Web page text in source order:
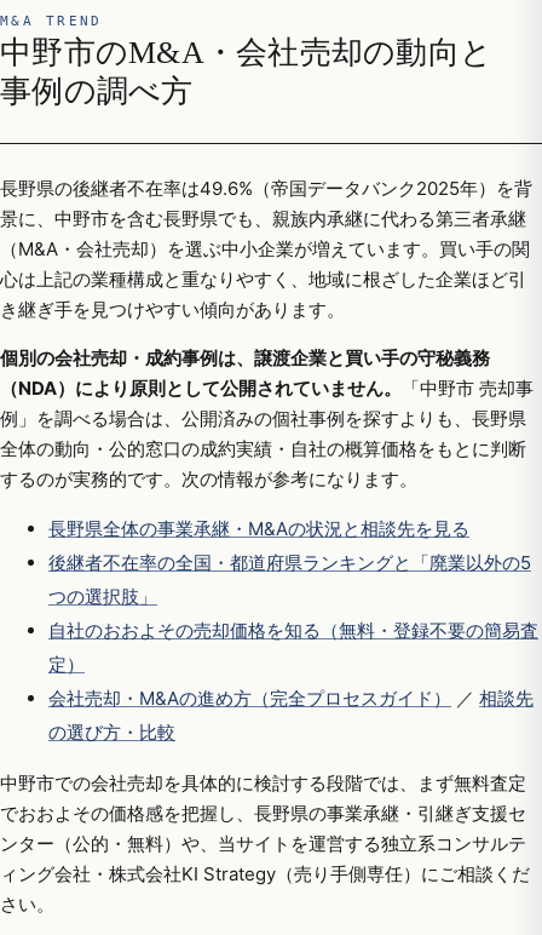
M&A TREND
中野市のM&A・会社売却の動向と
事例の調べ方
長野県の後継者不在率は49.6%（帝国データバンク2025年）を背
景に、中野市を含む長野県でも、親族内承継に代わる第三者承継
（M&A・会社売却）を選ぶ中小企業が増えています。買い手の関
心は上記の業種構成と重なりやすく、地域に根ざした企業ほど引
き継ぎ手を見つけやすい傾向があります。
個別の会社売却・成約事例は、譲渡企業と買い手の守秘義務
（NDA）により原則として公開されていません。
「中野市 売却事
例」を調べる場合は、公開済みの個社事例を探すよりも、長野県
全体の動向・公的窓口の成約実績・自社の概算価格をもとに判断
するのが実務的です。次の情報が参考になります。
長野県全体の事業承継・M&Aの状況と相談先を見る
後継者不在率の全国・都道府県ランキングと「廃業以外の5
つの選択肢」
自社のおおよその売却価格を知る（無料・登録不要の簡易査
定）
会社売却・M&Aの進め方（完全プロセスガイド）
／ 相談先
の選び方・比較
中野市での会社売却を具体的に検討する段階では、まず無料査定
でおおよその価格感を把握し、長野県の事業承継・引継ぎ支援セ
ンター（公的・無料）や、当サイトを運営する独立系コンサルテ
ィング会社・株式会社KI Strategy（売り手側専任）にご相談くだ
さい。